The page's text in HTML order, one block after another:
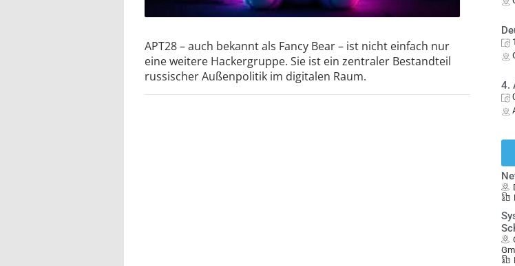
APT28 – auch bekannt als Fancy Bear – ist nicht einfach nur
eine weitere Hackergruppe. Sie ist ein zentraler Bestandteil
russischer Außenpolitik im digitalen Raum.
4.